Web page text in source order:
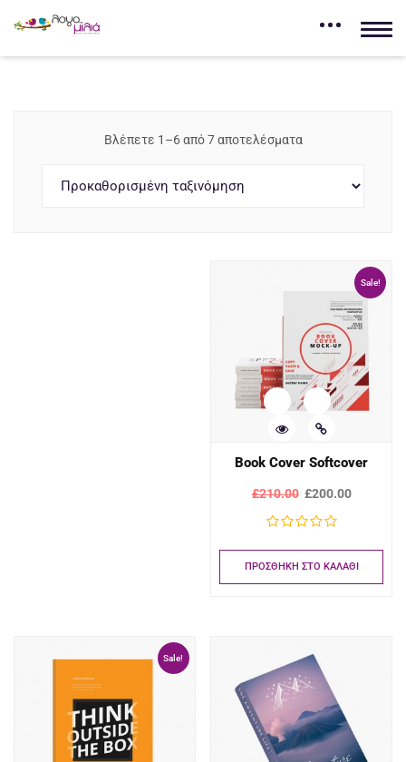
Βλέπετε 1–6 από 7 αποτελέσματα
Book Cover Softcover
£210.00 £200.00
ΠΡΟΣΘΉΚΗ ΣΤΟ ΚΑΛΆΘΙ
Sale!
Sale!